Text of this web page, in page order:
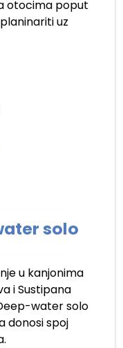
otocima poput
uz
solo
u kanjonima
i Sustipana
water solo
donosi spoj